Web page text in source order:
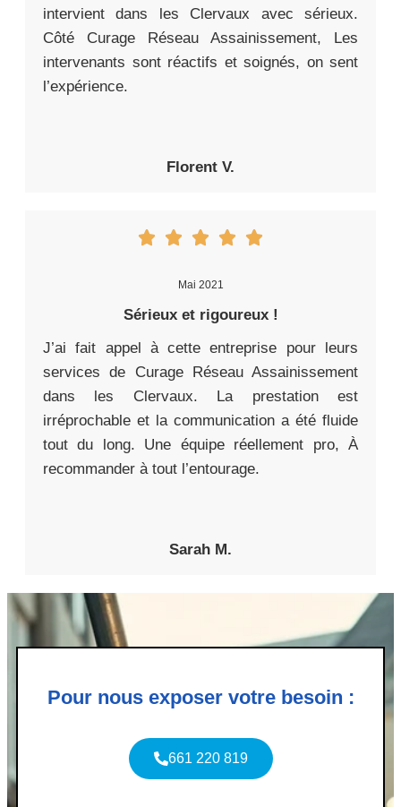
intervient dans les Clervaux avec sérieux.
Côté Curage Réseau Assainissement, Les
intervenants sont réactifs et soignés, on sent
l’expérience.
Florent V.
Mai 2021
Sérieux et rigoureux !
J’ai fait appel à cette entreprise pour leurs
services de Curage Réseau Assainissement
dans les Clervaux. La prestation est
irréprochable et la communication a été fluide
tout du long. Une équipe réellement pro, À
recommander à tout l’entourage.
Sarah M.
Pour nous exposer votre besoin :
661 220 819